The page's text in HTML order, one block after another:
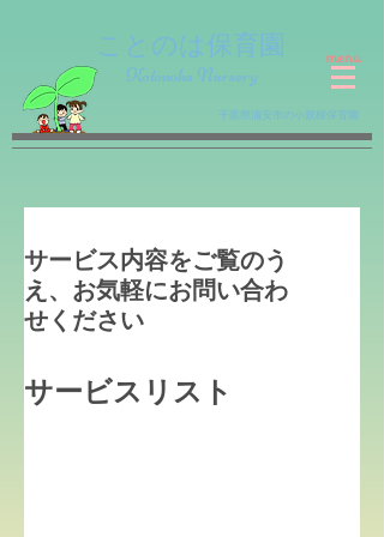
​ことのは保育園
Kotonoha Nursery
menu
千葉県浦安市の小規模保育園
サービス内容をご覧のう
え、お気軽にお問い合わ
せください
サービスリスト